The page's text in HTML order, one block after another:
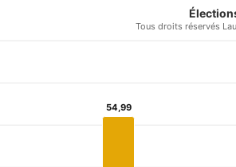
54,99
54,99
Tous droits réservés